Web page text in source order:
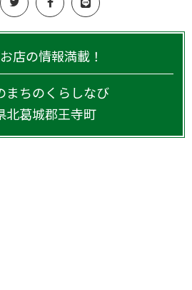
店の情報満載！
まちのくらしなび
北葛城郡王寺町